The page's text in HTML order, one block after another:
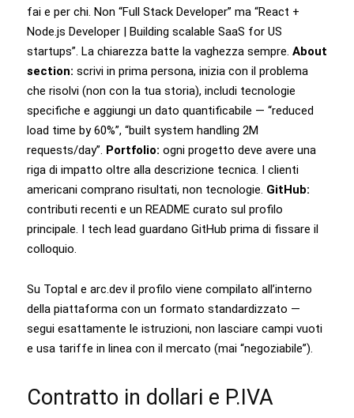
fai e per chi. Non “Full Stack Developer” ma “React +
Node.js Developer | Building scalable SaaS for US
startups”. La chiarezza batte la vaghezza sempre. About
section: scrivi in prima persona, inizia con il problema
che risolvi (non con la tua storia), includi tecnologie
specifiche e aggiungi un dato quantificabile — “reduced
load time by 60%”, “built system handling 2M
requests/day”. Portfolio: ogni progetto deve avere una
riga di impatto oltre alla descrizione tecnica. I clienti
americani comprano risultati, non tecnologie. GitHub:
contributi recenti e un README curato sul profilo
principale. I tech lead guardano GitHub prima di fissare il
colloquio.
Su Toptal e arc.dev il profilo viene compilato all’interno
della piattaforma con un formato standardizzato —
segui esattamente le istruzioni, non lasciare campi vuoti
e usa tariffe in linea con il mercato (mai “negoziabile”).
Contratto in dollari e P.IVA